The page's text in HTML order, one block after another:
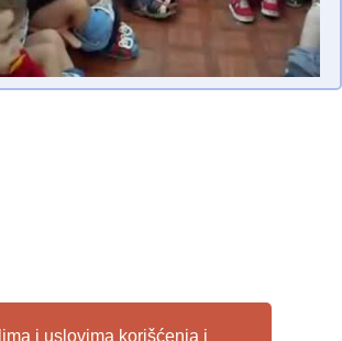
i uslovima korišćenja i